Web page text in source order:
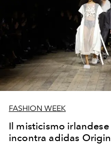
FASHION WEEK
Il misticismo
incontra adidas